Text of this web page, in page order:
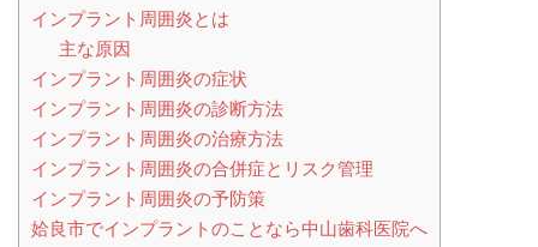
インプラント周囲炎とは
主な原因
インプラント周囲炎の症状
インプラント周囲炎の診断方法
インプラント周囲炎の治療方法
インプラント周囲炎の合併症とリスク管理
インプラント周囲炎の予防策
姶良市でインプラントのことなら中山歯科医院へ